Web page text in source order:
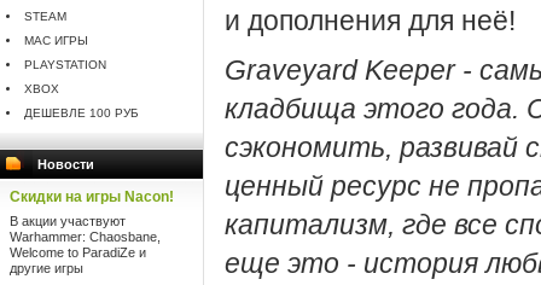
STEAM
MAC ИГРЫ
PLAYSTATION
XBOX
ДЕШЕВЛЕ 100 РУБ
Новости
Скидки на игры Nacon!
В акции участвуют
Warhammer: Chaosbane,
Welcome to ParadiZe и
другие игры
и дополнения для неё!
Graveyard Keeper -
кладбища этого года.
сэкономить, развивай
ценный ресурс не
капитализм, где все
еще это - история